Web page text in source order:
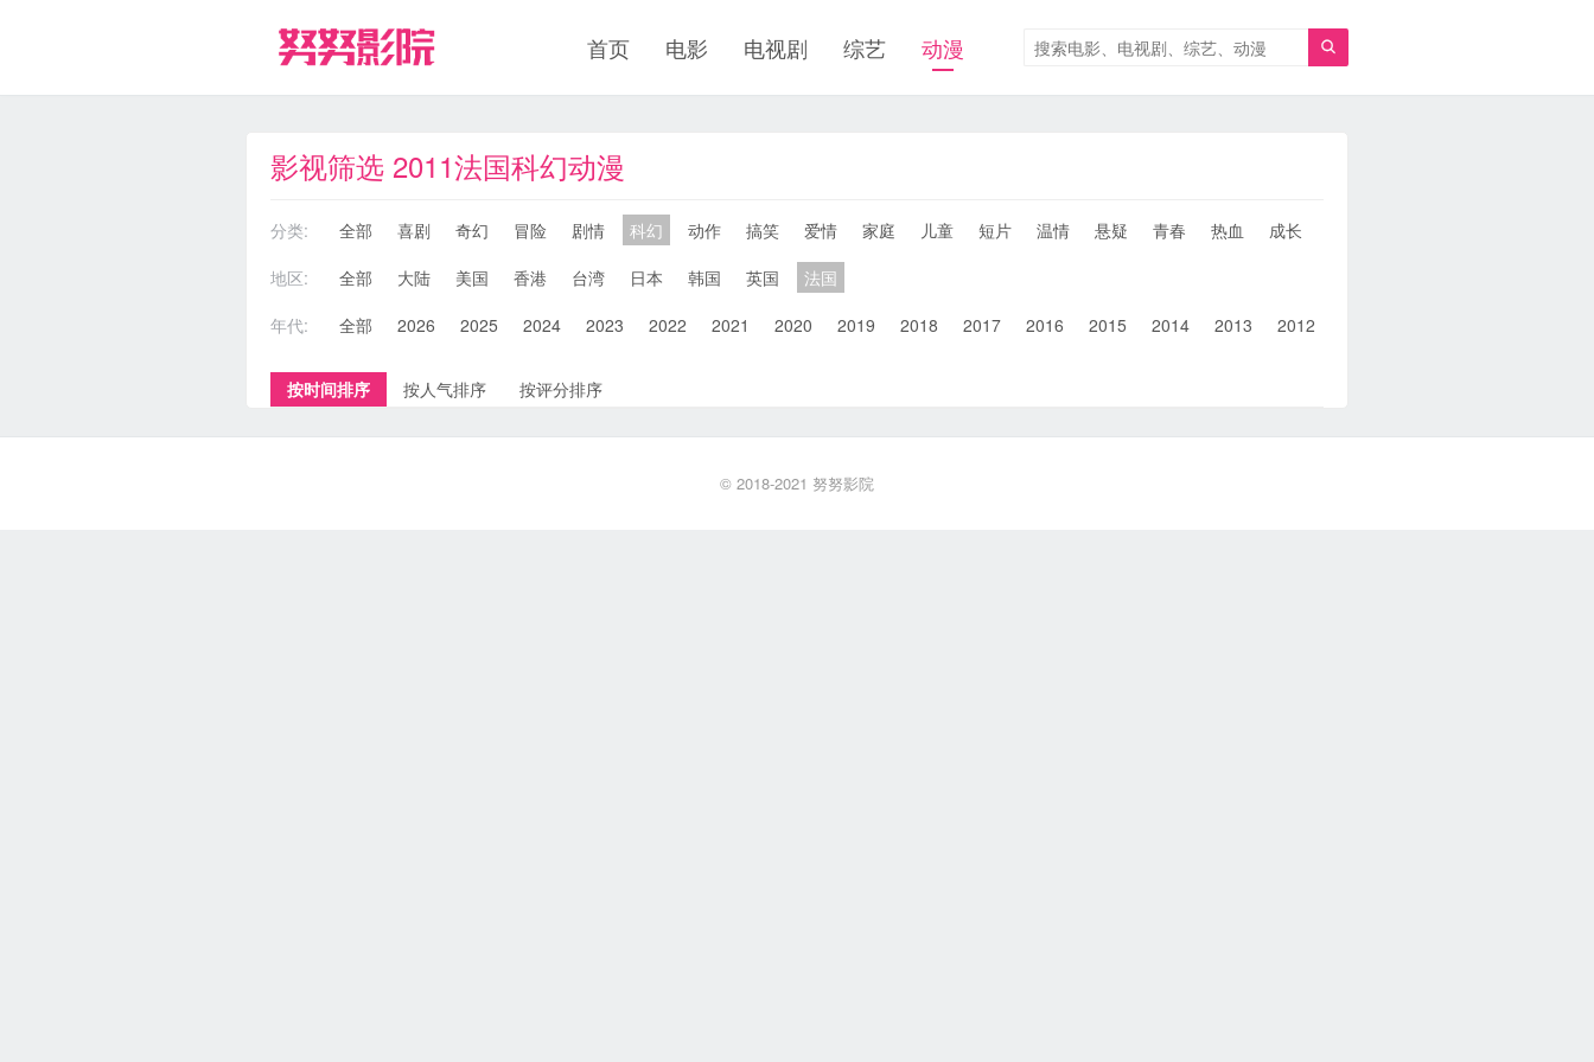

首页 电影 电视剧 综艺 动漫
影视筛选 2011法国科幻动漫
分类: 全部 喜剧 奇幻 冒险 剧情 科幻 动作 搞笑 爱情 家庭 儿童 短片 温情 悬疑 青春 热血 成长
地区:
全部 大陆 美国 香港 台湾 日本 韩国 英国
法国
年代:
全部 2026 2025 2024 2023 2022 2021 2020 2019 2018 2017 2016 2015 2014 2013 2012
按时间排序 按人气排序 按评分排序
© 2018-2021 努努影院